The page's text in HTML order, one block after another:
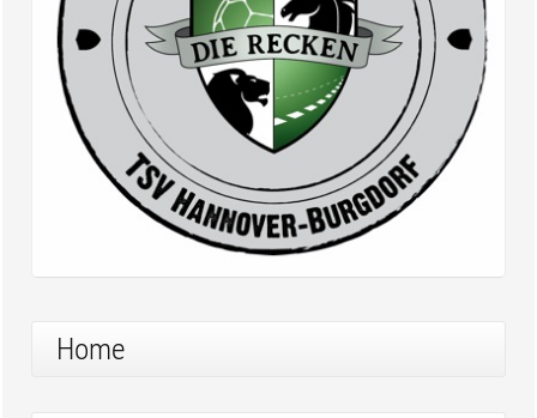
Home